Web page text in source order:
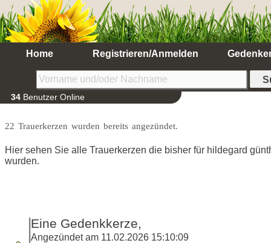
Home Registrieren/Anmelden
34 Benutzer Online
22 Trauerkerzen wurden bereits angezündet.
Hier sehen Sie alle Trauerkerzen die bisher für hildegard
wurden.
Eine Gedenkkerze,
Angezündet am 11.02.2026 15:10:09